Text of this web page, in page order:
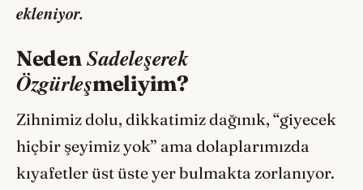
ekleniyor.
NedenSadeleşerek
Özgürleşmeliyim?
Zihnimiz dolu, dikkatimiz dağınık, “giyecek
hiçbir şeyimiz yok’’ ama dolaplarımızda
kıyafetler üst üste yer bulmakta zorlanıyor.